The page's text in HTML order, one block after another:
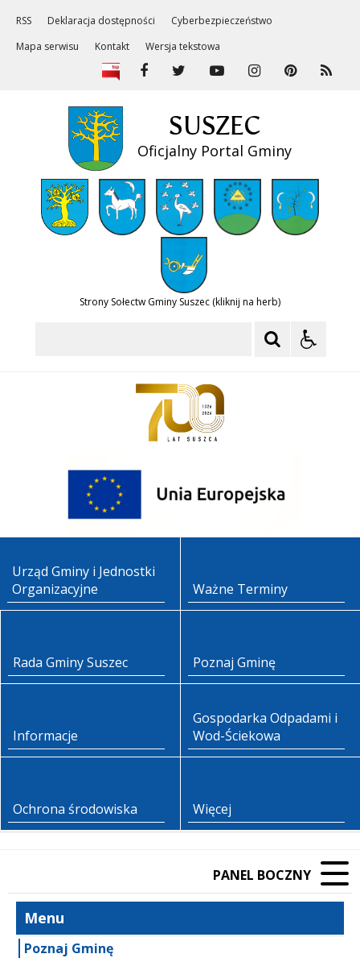
RSS Deklaracja dostępności
Cyberbezpieczeństwo
Mapa serwisu
Kontakt Wersja tekstowa
SUSZEC
Oficjalny Portal Gminy
Strony Sołectw Gminy Suszec (kliknij na herb)
Urząd Gminy i Jednostki
Organizacyjne
Ważne Terminy
Rada Gminy Suszec Poznaj Gminę
Informacje
Gospodarka Odpadami i
Wod-Ściekowa
Ochrona środowiska Więcej
PANEL BOCZNY
Menu
Poznaj Gminę